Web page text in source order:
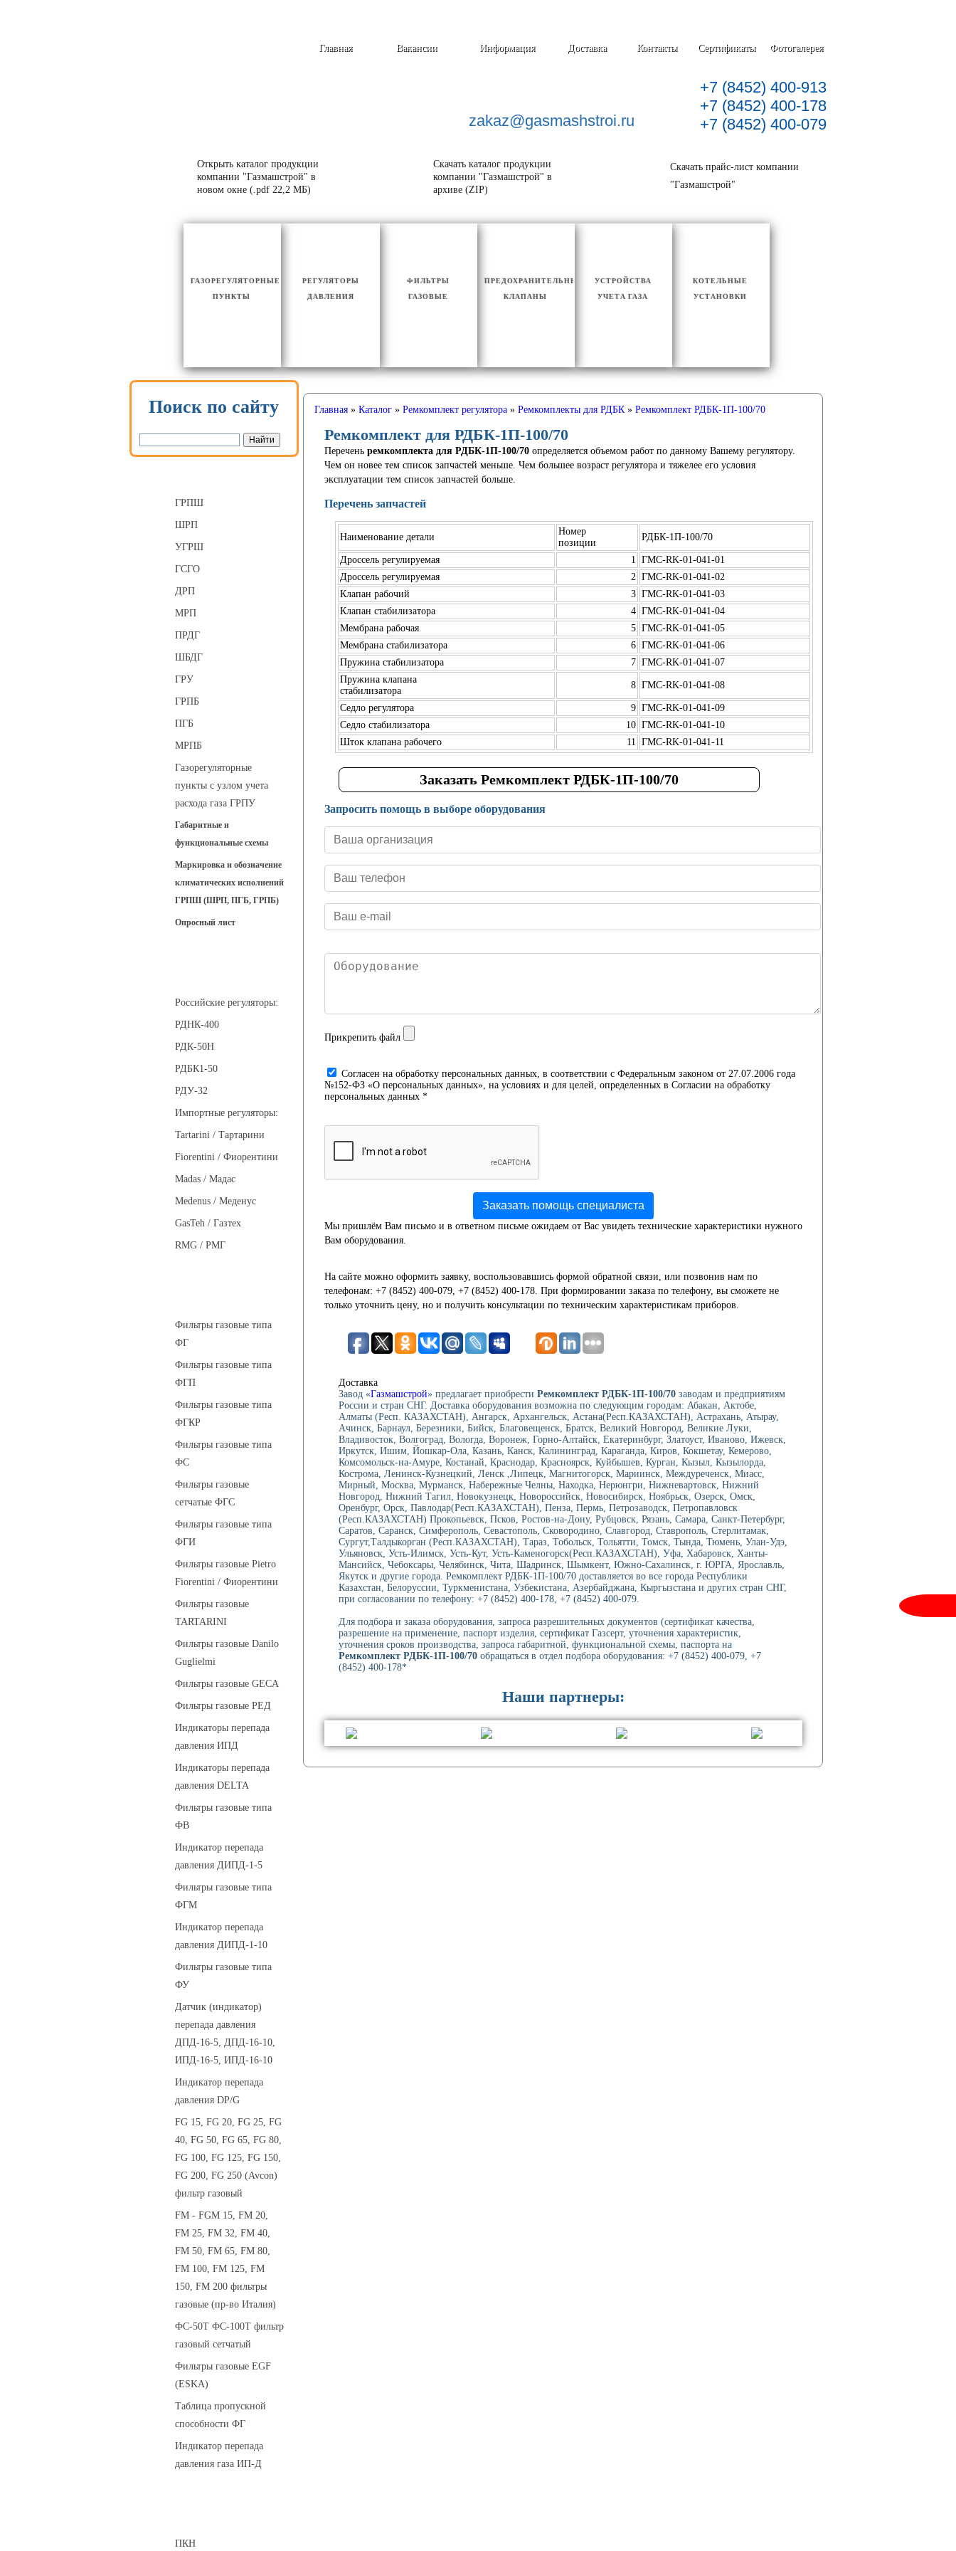
Фотогалерея
Сертификаты
Контакты
Доставка
Информация
Вакансии
Главная
zakaz@gasmashstroi.ru
+7 (8452) 400-913
+7 (8452) 400-178
+7 (8452) 400-079
Открыть каталог продукции
компании "Газмашстрой" в
новом окне (.pdf 22,2 МБ)
Скачать каталог продукции
компании "Газмашстрой" в
архиве (ZIP)
Скачать прайс-лист компании
"Газмашстрой"
КОТЕЛЬНЫЕ
УСТАНОВКИ
УСТРОЙСТВА
УЧЕТА ГАЗА
ПРЕДОХРАНИТЕЛЬНЫЕ
КЛАПАНЫ
ФИЛЬТРЫ
ГАЗОВЫЕ
РЕГУЛЯТОРЫ
ДАВЛЕНИЯ
ГАЗОРЕГУЛЯТОРНЫЕ
ПУНКТЫ
Поиск по сайту
ГРПШ
ШРП
УГРШ
ГСГО
ДРП
МРП
ПРДГ
ШБДГ
ГРУ
ГРПБ
ПГБ
МРПБ
Газорегуляторные
пункты с узлом учета
расхода газа ГРПУ
Габаритные и
функциональные схемы
Маркировка и обозначение
климатических исполнений
ГРПШ (ШРП, ПГБ, ГРПБ)
Опросный лист
Российские регуляторы:
РДНК-400
РДК-50Н
РДБК1-50
РДУ-32
Импортные регуляторы:
Tartarini / Тартарини
Fiorentini / Фиорентини
Madas / Мадас
Medenus / Меденус
GasTeh / Газтех
RMG / РМГ
Фильтры газовые типа
ФГ
Фильтры газовые типа
ФГП
Фильтры газовые типа
ФГКР
Фильтры газовые типа
ФС
Фильтры газовые
сетчатые ФГС
Фильтры газовые типа
ФГИ
Фильтры газовые Pietro
Fiorentini / Фиорентини
Фильтры газовые
TARTARINI
Фильтры газовые Danilo
Guglielmi
Фильтры газовые GECA
Фильтры газовые РЕД
Индикаторы перепада
давления ИПД
Индикаторы перепада
давления DELTA
Фильтры газовые типа
ФВ
Индикатор перепада
давления ДИПД-1-5
Фильтры газовые типа
ФГМ
Индикатор перепада
давления ДИПД-1-10
Фильтры газовые типа
ФУ
Датчик (индикатор)
перепада давления
ДПД-16-5, ДПД-16-10,
ИПД-16-5, ИПД-16-10
Индикатор перепада
давления DP/G
FG 15, FG 20, FG 25, FG
40, FG 50, FG 65, FG 80,
FG 100, FG 125, FG 150,
FG 200, FG 250 (Avcon)
фильтр газовый
FM - FGM 15, FM 20,
FM 25, FM 32, FM 40,
FM 50, FM 65, FM 80,
FM 100, FM 125, FM
150, FM 200 фильтры
газовые (пр-во Италия)
ФС-50Т ФС-100Т фильтр
газовый сетчатый
Фильтры газовые EGF
(ESKA)
Таблица пропускной
способности ФГ
Индикатор перепада
давления газа ИП-Д
ПКН
Главная» Каталог» Ремкомплект регулятора» Ремкомплекты для РДБК» Ремкомплект РДБК-1П-100/70
Ремкомплект для РДБК-1П-100/70
Перечень ремкомплекта для РДБК-1П-100/70определяется объемом работ по данному Вашему регулятору.
Чем он новее тем список запчастей меньше. Чем большее возраст регулятора и тяжелее его условия
эксплуатации тем список запчастей больше.
Перечень запчастей
Наименование детали
Номер
позиции
РДБК-1П-100/70
Дроссель регулируемая 1
ГМС-RK-01-041-01
Дроссель регулируемая
2 ГМС-RK-01-041-02
Клапан рабочий
3 ГМС-RK-01-041-03
Клапан стабилизатора
4 ГМС-RK-01-041-04
Мембрана рабочая
5 ГМС-RK-01-041-05
Мембрана стабилизатора
6 ГМС-RK-01-041-06
Пружина стабилизатора
7 ГМС-RK-01-041-07
Пружина клапана
стабилизатора
8 ГМС-RK-01-041-08
Седло регулятора 9 ГМС-RK-01-041-09
Седло стабилизатора
10 ГМС-RK-01-041-10
Шток клапана рабочего
11 ГМС-RK-01-041-11
Заказать Ремкомплект РДБК-1П-100/70
Запросить помощь в выборе оборудования
Прикрепить файл
Cогласен на обработку персональных данных, в соответствии с Федеральным законом от 27.07.2006 года
№152-ФЗ «О персональных данных», на условиях и для целей, определенных в Согласии на обработку
персональных данных *
Заказать помощь специалиста
Мы пришлём Вам письмо и в ответном письме ожидаем от Вас увидеть технические характеристики нужного
Вам оборудования.
На сайте можно оформить заявку, воспользовавшись формой обратной связи, или позвонив нам по
телефонам: +7 (8452) 400-079, +7 (8452) 400-178. При формировании заказа по телефону, вы сможете не
только уточнить цену, но и получить консультации по техническим характеристикам приборов.
Доставка
Завод «Газмашстрой» предлагает приобрести Ремкомплект РДБК-1П-100/70заводам и предприятиям
России и стран СНГ. Доставка оборудования возможна по следующим городам: Абакан, Актобе,
Алматы (Респ. КАЗАХСТАН), Ангарск, Архангельск, Астана(Респ.КАЗАХСТАН), Астрахань, Атырау,
Ачинск, Барнаул, Березники, Бийск, Благовещенск, Братск, Великий Новгород, Великие Луки,
Владивосток, Волгоград, Вологда, Воронеж, Горно-Алтайск, Екатеринбург, Златоуст, Иваново, Ижевск,
Иркутск, Ишим, Йошкар-Ола, Казань, Канск, Калининград, Караганда, Киров, Кокшетау, Кемерово,
Комсомольск-на-Амуре, Костанай, Краснодар, Красноярск, Куйбышев, Курган, Кызыл, Кызылорда,
Кострома, Ленинск-Кузнецкий, Ленск ,Липецк, Магнитогорск, Мариинск, Междуреченск, Миасс,
Мирный, Москва, Мурманск, Набережные Челны, Находка, Нерюнгри, Нижневартовск, Нижний
Новгород, Нижний Тагил, Новокузнецк, Новороссийск, Новосибирск, Ноябрьск, Озерск, Омск,
Оренбург, Орск, Павлодар(Респ.КАЗАХСТАН), Пенза, Пермь, Петрозаводск, Петропавловск
(Респ.КАЗАХСТАН) Прокопьевск, Псков, Ростов-на-Дону, Рубцовск, Рязань, Самара, Санкт-Петербург,
Саратов, Саранск, Симферополь, Севастополь, Сковородино, Славгород, Ставрополь, Стерлитамак,
Сургут,Талдыкорган (Респ.КАЗАХСТАН), Тараз, Тобольск, Тольятти, Томск, Тында, Тюмень, Улан-Удэ,
Ульяновск, Усть-Илимск, Усть-Кут, Усть-Каменогорск(Респ.КАЗАХСТАН), Уфа, Хабаровск, Ханты-
Мансийск, Чебоксары, Челябинск, Чита, Шадринск, Шымкент, Южно-Сахалинск, г. ЮРГА, Ярославль,
Якутск и другие города. Ремкомплект РДБК-1П-100/70 доставляется во все города Республики
Казахстан, Белоруссии, Туркменистана, Узбекистана, Азербайджана, Кыргызстана и других стран СНГ,
при согласовании по телефону: +7 (8452) 400-178, +7 (8452) 400-079.
Для подбора и заказа оборудования, запроса разрешительных документов (сертификат качества,
разрешение на применение, паспорт изделия, сертификат Газсерт, уточнения характеристик,
уточнения сроков производства, запроса габаритной, функциональной схемы, паспорта на
Ремкомплект РДБК-1П-100/70обращаться в отдел подбора оборудования: +7 (8452) 400-079, +7
(8452) 400-178*
Наши партнеры: